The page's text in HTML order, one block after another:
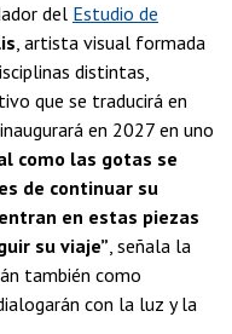
del Estudio de
, artista visual formada
distintas,
que se traducirá en
en 2027 en uno
como las gotas se
de continuar su
en estas piezas
su viaje”, señala la
también como
con la luz y la